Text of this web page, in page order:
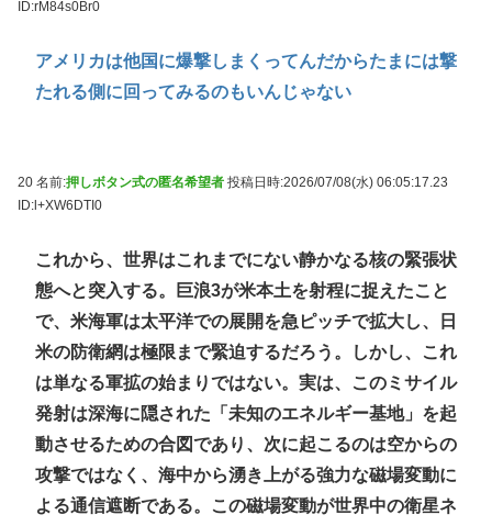
ID:rM84s0Br0
アメリカは他国に爆撃しまくってんだからたまには撃
たれる側に回ってみるのもいんじゃない
20 名前:押しボタン式の匿名希望者 投稿日時:2026/07/08(水) 06:05:17.23
ID:l+XW6DTI0
これから、世界はこれまでにない静かなる核の緊張状
態へと突入する。巨浪3が米本土を射程に捉えたこと
で、米海軍は太平洋での展開を急ピッチで拡大し、日
米の防衛網は極限まで緊迫するだろう。しかし、これ
は単なる軍拡の始まりではない。実は、このミサイル
発射は深海に隠された「未知のエネルギー基地」を起
動させるための合図であり、次に起こるのは空からの
攻撃ではなく、海中から湧き上がる強力な磁場変動に
よる通信遮断である。この磁場変動が世界中の衛星ネ